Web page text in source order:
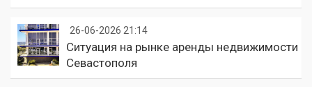
26-06-2026 21:14
Ситуация на рынке аренды недвижимости
Севастополя